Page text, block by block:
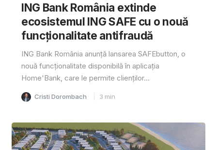
ING Bank România extinde
ecosistemul ING SAFE cu o nouă
funcționalitate antifraudă
ING Bank România anunță lansarea SAFEbutton, o
nouă funcționalitate disponibilă în aplicația
Home'Bank, care le permite clienților...
Cristi Dorombach 3 min